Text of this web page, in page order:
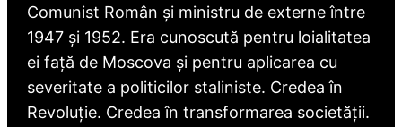
Comunist Român și ministru de externe între
1947 și 1952. Era cunoscută pentru loialitatea
ei față de Moscova și pentru aplicarea cu
severitate a politicilor staliniste. Credea în
Revoluție. Credea în transformarea societății.